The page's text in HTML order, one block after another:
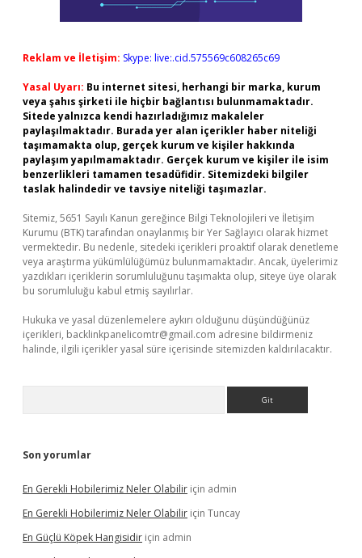
Reklam ve İletişim: Skype: live:.cid.575569c608265c69
Yasal Uyarı: Bu internet sitesi, herhangi bir marka, kurum
veya şahıs şirketi ile hiçbir bağlantısı bulunmamaktadır.
Sitede yalnızca kendi hazırladığımız makaleler
paylaşılmaktadır. Burada yer alan içerikler haber niteliği
taşımamakta olup, gerçek kurum ve kişiler hakkında
paylaşım yapılmamaktadır. Gerçek kurum ve kişiler ile isim
benzerlikleri tamamen tesadüfidir. Sitemizdeki bilgiler
taslak halindedir ve tavsiye niteliği taşımazlar.
Sitemiz, 5651 Sayılı Kanun gereğince Bilgi Teknolojileri ve İletişim
Kurumu (BTK) tarafından onaylanmış bir Yer Sağlayıcı olarak hizmet
vermektedir. Bu nedenle, sitedeki içerikleri proaktif olarak denetleme
veya araştırma yükümlülüğümüz bulunmamaktadır. Ancak, üyelerimiz
yazdıkları içeriklerin sorumluluğunu taşımakta olup, siteye üye olarak
bu sorumluluğu kabul etmiş sayılırlar.
Hukuka ve yasal düzenlemelere aykırı olduğunu düşündüğünüz
içerikleri, backlinkpanelicomtr@gmail.com adresine bildirmeniz
halinde, ilgili içerikler yasal süre içerisinde sitemizden kaldırılacaktır.
Son yorumlar
En Gerekli Hobilerimiz Neler Olabilir için admin
En Gerekli Hobilerimiz Neler Olabilir için Tuncay
En Güçlü Köpek Hangisidir için admin